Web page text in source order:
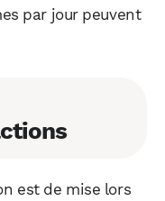
par jour peuvent
est de mise lors